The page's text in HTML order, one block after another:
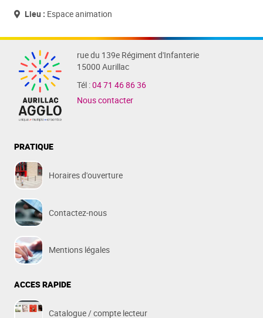
Lieu : Espace animation
rue du 139e Régiment d'Infanterie
15000 Aurillac
Tél :04 71 46 86 36
Nous contacter
PRATIQUE
Horaires d'ouverture
Contactez-nous
Mentions légales
ACCES RAPIDE
Catalogue / compte lecteur